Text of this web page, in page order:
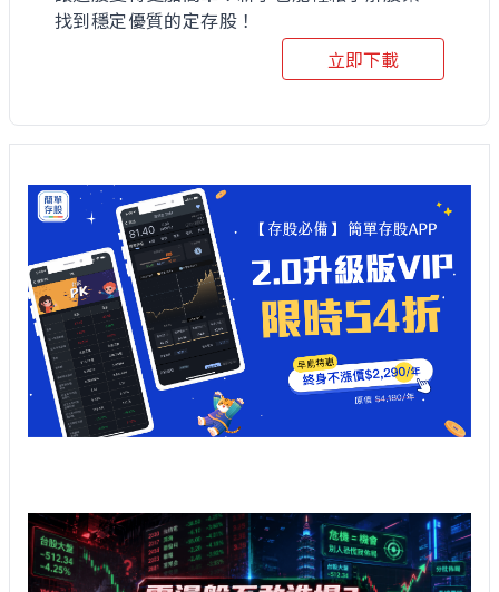
找到穩定優質的定存股！
立即下載